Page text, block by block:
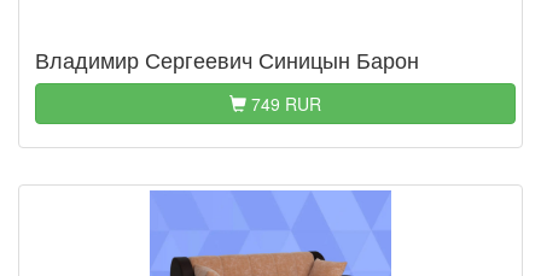
Владимир Сергеевич Синицын Барон
749 RUR